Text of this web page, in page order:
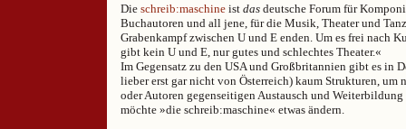
Die schreib:maschine ist das deutsche Forum für
Buchautoren und all jene, für die Musik, Theater und
Grabenkampf zwischen U und E enden. Um es frei nach
gibt kein U und E, nur gutes und schlechtes Theater.«
Im Gegensatz zu den USA und Großbritannien gibt es in
lieber erst gar nicht von Österreich) kaum Strukturen, um
oder Autoren gegenseitigen Austausch und
möchte »die schreib:maschine« etwas ändern.